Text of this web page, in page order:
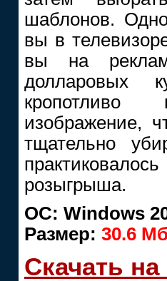
шаблонов.
вы в
вы на
долларовых
кропотливо
изображение,
тщательно
розыгрыша.
ОС: Windows
Размер: 30.6
Скачать